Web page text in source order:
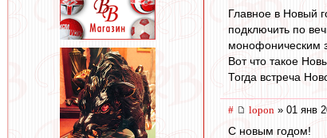
Главное в Новый
подключить по
монофоническим
Вот что такое
Тогда встреча
# lopon » 01 янв
С новым годом!